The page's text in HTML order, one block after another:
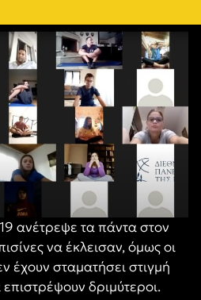
ανέτρεψε τα πάντα στον
να έκλεισαν, όμως οι
έχουν σταματήσει στιγμή
δριμύτεροι.